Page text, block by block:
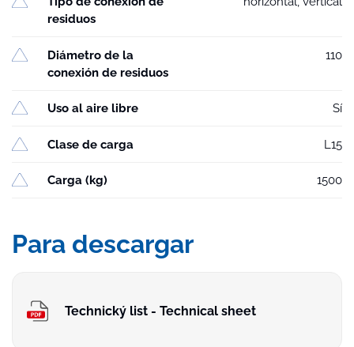
residuos
Diámetro de la
conexión de residuos
110
Uso al aire libre Sí
Clase de carga L15
Carga (kg) 1500
Para descargar
Technický list - Technical sheet